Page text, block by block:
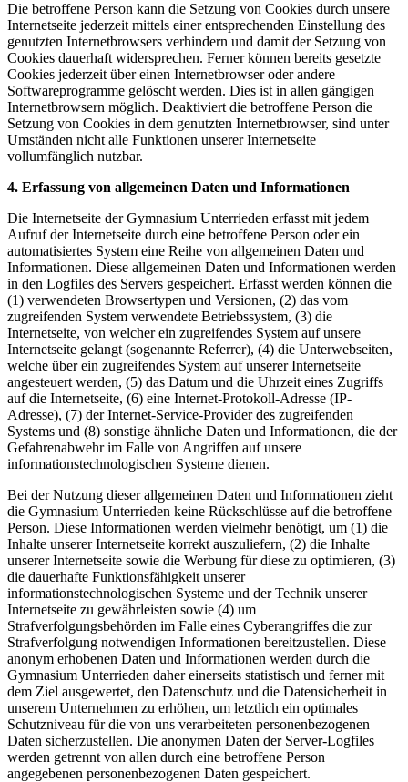
Die betroffene Person kann die Setzung von Cookies durch unsere
Internetseite jederzeit mittels einer entsprechenden Einstellung des
genutzten Internetbrowsers verhindern und damit der Setzung von
Cookies dauerhaft widersprechen. Ferner können bereits gesetzte
Cookies jederzeit über einen Internetbrowser oder andere
Softwareprogramme gelöscht werden. Dies ist in allen gängigen
Internetbrowsern möglich. Deaktiviert die betroffene Person die
Setzung von Cookies in dem genutzten Internetbrowser, sind unter
Umständen nicht alle Funktionen unserer Internetseite
vollumfänglich nutzbar.
4. Erfassung von allgemeinen Daten und Informationen
Die Internetseite der Gymnasium Unterrieden erfasst mit jedem
Aufruf der Internetseite durch eine betroffene Person oder ein
automatisiertes System eine Reihe von allgemeinen Daten und
Informationen. Diese allgemeinen Daten und Informationen werden
in den Logfiles des Servers gespeichert. Erfasst werden können die
(1) verwendeten Browsertypen und Versionen, (2) das vom
zugreifenden System verwendete Betriebssystem, (3) die
Internetseite, von welcher ein zugreifendes System auf unsere
Internetseite gelangt (sogenannte Referrer), (4) die Unterwebseiten,
welche über ein zugreifendes System auf unserer Internetseite
angesteuert werden, (5) das Datum und die Uhrzeit eines Zugriffs
auf die Internetseite, (6) eine Internet-Protokoll-Adresse (IP-
Adresse), (7) der Internet-Service-Provider des zugreifenden
Systems und (8) sonstige ähnliche Daten und Informationen, die der
Gefahrenabwehr im Falle von Angriffen auf unsere
informationstechnologischen Systeme dienen.
Bei der Nutzung dieser allgemeinen Daten und Informationen zieht
die Gymnasium Unterrieden keine Rückschlüsse auf die betroffene
Person. Diese Informationen werden vielmehr benötigt, um (1) die
Inhalte unserer Internetseite korrekt auszuliefern, (2) die Inhalte
unserer Internetseite sowie die Werbung für diese zu optimieren, (3)
die dauerhafte Funktionsfähigkeit unserer
informationstechnologischen Systeme und der Technik unserer
Internetseite zu gewährleisten sowie (4) um
Strafverfolgungsbehörden im Falle eines Cyberangriffes die zur
Strafverfolgung notwendigen Informationen bereitzustellen. Diese
anonym erhobenen Daten und Informationen werden durch die
Gymnasium Unterrieden daher einerseits statistisch und ferner mit
dem Ziel ausgewertet, den Datenschutz und die Datensicherheit in
unserem Unternehmen zu erhöhen, um letztlich ein optimales
Schutzniveau für die von uns verarbeiteten personenbezogenen
Daten sicherzustellen. Die anonymen Daten der Server-Logfiles
werden getrennt von allen durch eine betroffene Person
angegebenen personenbezogenen Daten gespeichert.